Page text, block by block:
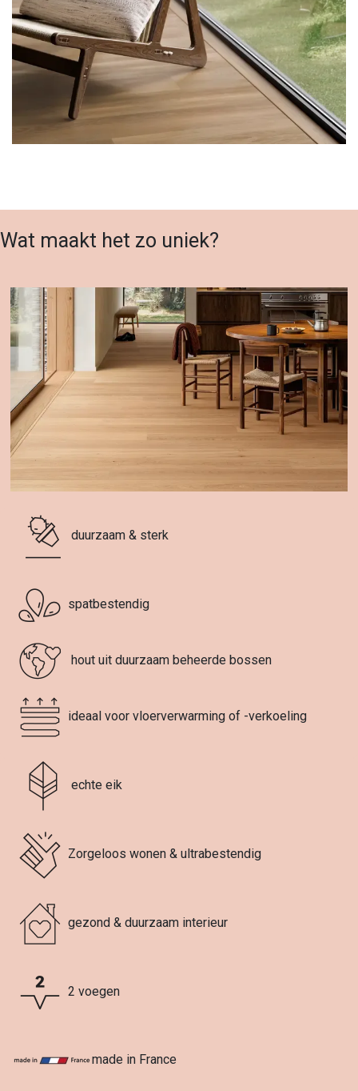
Wat maakt het zo uniek?
duurzaam & sterk
spatbestendig
hout uit duurzaam beheerde bossen
ideaal voor vloerverwarming of -verkoeling
echte eik
Zorgeloos wonen & ultrabestendig
gezond & duurzaam interieur
2 voegen
made in France